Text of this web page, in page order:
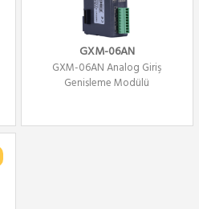
GXM-06AN
GXM-06AN Analog Giriş
Genişleme Modülü